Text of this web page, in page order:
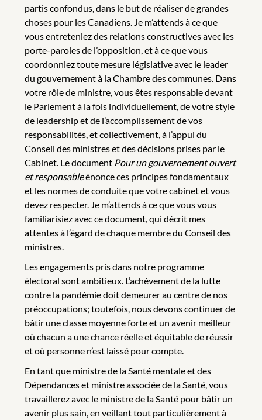
partis confondus, dans le but de réaliser de grandes
choses pour les Canadiens. Je m’attends à ce que
vous entreteniez des relations constructives avec les
porte-paroles de l’opposition, et à ce que vous
coordonniez toute mesure législative avec le leader
du gouvernement à la Chambre des communes. Dans
votre rôle de ministre, vous êtes responsable devant
le Parlement à la fois individuellement, de votre style
de leadership et de l’accomplissement de vos
responsabilités, et collectivement, à l’appui du
Conseil des ministres et des décisions prises par le
Cabinet. Le document Pour un gouvernement ouvert
et responsableénonce ces principes fondamentaux
et les normes de conduite que votre cabinet et vous
devez respecter. Je m’attends à ce que vous vous
familiarisiez avec ce document, qui décrit mes
attentes à l’égard de chaque membre du Conseil des
ministres.
Les engagements pris dans notre programme
électoral sont ambitieux. L’achèvement de la lutte
contre la pandémie doit demeurer au centre de nos
préoccupations; toutefois, nous devons continuer de
bâtir une classe moyenne forte et un avenir meilleur
où chacun a une chance réelle et équitable de réussir
et où personne n’est laissé pour compte.
En tant que ministre de la Santé mentale et des
Dépendances et ministre associée de la Santé, vous
travaillerez avec le ministre de la Santé pour bâtir un
avenir plus sain, en veillant tout particulièrement à